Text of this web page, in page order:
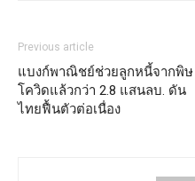
Previous article
แบงก์พาณิชย์ช่วยลูกหนี้จากพิษ
โควิดแล้วกว่า 2.8 แสนลบ. ดัน
ไทยฟื้นตัวต่อเนื่อง